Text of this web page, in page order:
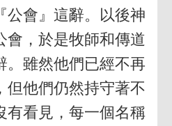
公會』這辭。以後神
會，於是牧師和傳道
。雖然他們已經不再
但他們仍然持守著不
有看見，每一個名稱